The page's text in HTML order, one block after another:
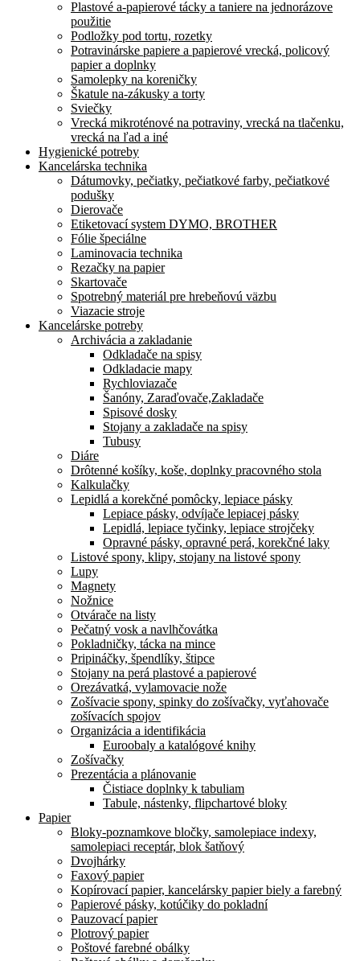
Plastové a-papierové tácky a taniere na jednorázove
použitie
Podložky pod tortu, rozetky
Potravinárske papiere a papierové vrecká, policový
papier a doplnky
Samolepky na koreničky
Škatule na-zákusky a torty
Sviečky
Vrecká mikroténové na potraviny, vrecká na tlačenku,
vrecká na ľad a iné
Hygienické potreby
Kancelárska technika
Dátumovky, pečiatky, pečiatkové farby, pečiatkové
podušky
Dierovače
Etiketovací system DYMO, BROTHER
Fólie špeciálne
Laminovacia technika
Rezačky na papier
Skartovače
Spotrebný materiál pre hrebeňovú väzbu
Viazacie stroje
Kancelárske potreby
Archivácia a zakladanie
Odkladače na spisy
Odkladacie mapy
Rychloviazače
Šanóny, Zaraďovače,Zakladače
Spisové dosky
Stojany a zakladače na spisy
Tubusy
Diáre
Drôtenné košíky, koše, doplnky pracovného stola
Kalkulačky
Lepidlá a korekčné pomôcky, lepiace pásky
Lepiace pásky, odvíjače lepiacej pásky
Lepidlá, lepiace tyčinky, lepiace strojčeky
Opravné pásky, opravné perá, korekčné laky
Listové spony, klipy, stojany na listové spony
Lupy
Magnety
Nožnice
Otvárače na listy
Pečatný vosk a navlhčovátka
Pokladničky, tácka na mince
Pripináčky, špendlíky, štipce
Stojany na perá plastové a papierové
Orezávatká, vylamovacie nože
Zošívacie spony, spinky do zošívačky, vyťahovače
zošívacích spojov
Organizácia a identifikácia
Euroobaly a katalógové knihy
Zošívačky
Prezentácia a plánovanie
Čistiace doplnky k tabuliam
Tabule, nástenky, flipchartové bloky
Papier
Bloky-poznamkove bločky, samolepiace indexy,
samolepiaci receptár, blok šatňový
Dvojhárky
Faxový papier
Kopírovací papier, kancelársky papier biely a farebný
Papierové pásky, kotúčiky do pokladní
Pauzovací papier
Plotrový papier
Poštové farebné obálky